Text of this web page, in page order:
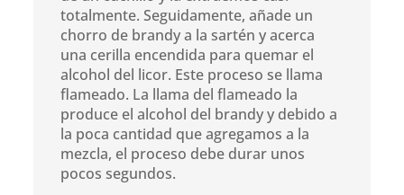
totalmente. Seguidamente, añade un
chorro de brandy a la sartén y acerca
una cerilla encendida para quemar el
alcohol del licor. Este proceso se llama
flameado. La llama del flameado la
produce el alcohol del brandy y debido a
la poca cantidad que agregamos a la
mezcla, el proceso debe durar unos
pocos segundos.